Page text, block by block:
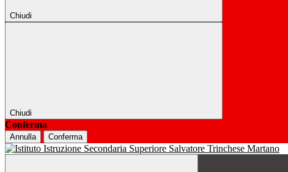
Chiudi
Chiudi
Conferma
Annulla Conferma